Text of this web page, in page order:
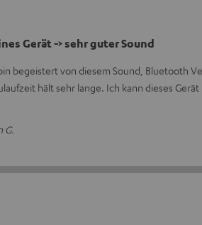
Gerät -> sehr guter Sound
begeistert von diesem Sound, Bluetooth
hält sehr lange. Ich kann dieses
G.